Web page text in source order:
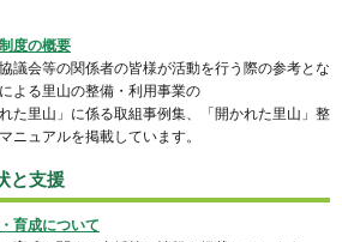
度の概要
議会等の関係者の皆様が活動を行う際の参考とな
よる里山の整備・利用事業の
た里山」に係る取組事例集、「開かれた里山」整
ニュアルを掲載しています。
と支援
育成について